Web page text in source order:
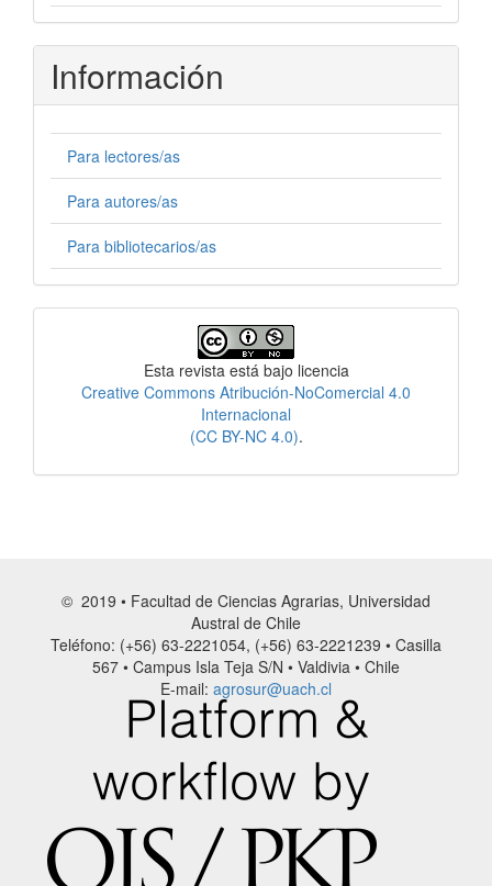
Información
Para lectores/as
Para autores/as
Para bibliotecarios/as
Esta revista está bajo licencia
Creative Commons Atribución-NoComercial 4.0
Internacional
(CC BY-NC 4.0).
© 2019 • Facultad de Ciencias Agrarias, Universidad
Austral de Chile
Teléfono: (+56) 63-2221054, (+56) 63-2221239 • Casilla
567 • Campus Isla Teja S/N • Valdivia • Chile
E-mail: agrosur@uach.cl